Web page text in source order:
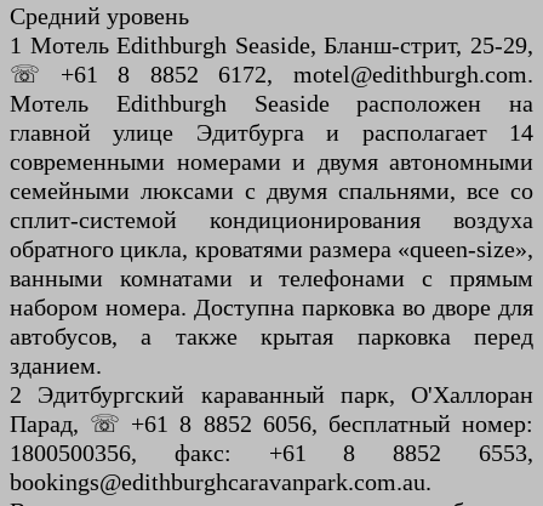
Средний уровень
1 Мотель Edithburgh Seaside, Бланш-стрит, 25-29,
☏ +61 8 8852 6172, motel@edithburgh.com.
Мотель Edithburgh Seaside расположен на
главной улице Эдитбурга и располагает 14
современными номерами и двумя автономными
семейными люксами с двумя спальнями, все со
сплит-системой кондиционирования воздуха
обратного цикла, кроватями размера «queen-size»,
ванными комнатами и телефонами с прямым
набором номера. Доступна парковка во дворе для
автобусов, а также крытая парковка перед
зданием.
2 Эдитбургский караванный парк, О'Халлоран
Парад, ☏ +61 8 8852 6056, бесплатный номер:
1800500356, факс: +61 8 8852 6553,
bookings@edithburghcaravanpark.com.au.